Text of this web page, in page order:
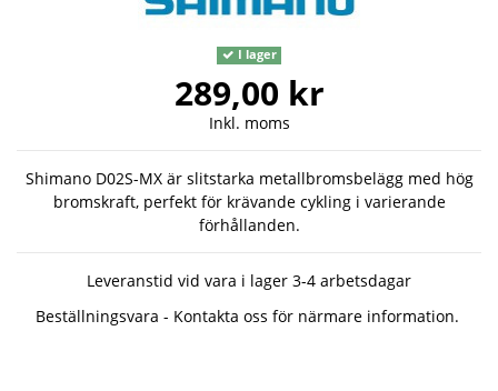
I lager
289,00 kr
Inkl. moms
Shimano D02S-MX är slitstarka metallbromsbelägg med hög
bromskraft, perfekt för krävande cykling i varierande
förhållanden.
Leveranstid vid vara i lager 3-4 arbetsdagar
Beställningsvara - Kontakta oss för närmare information.